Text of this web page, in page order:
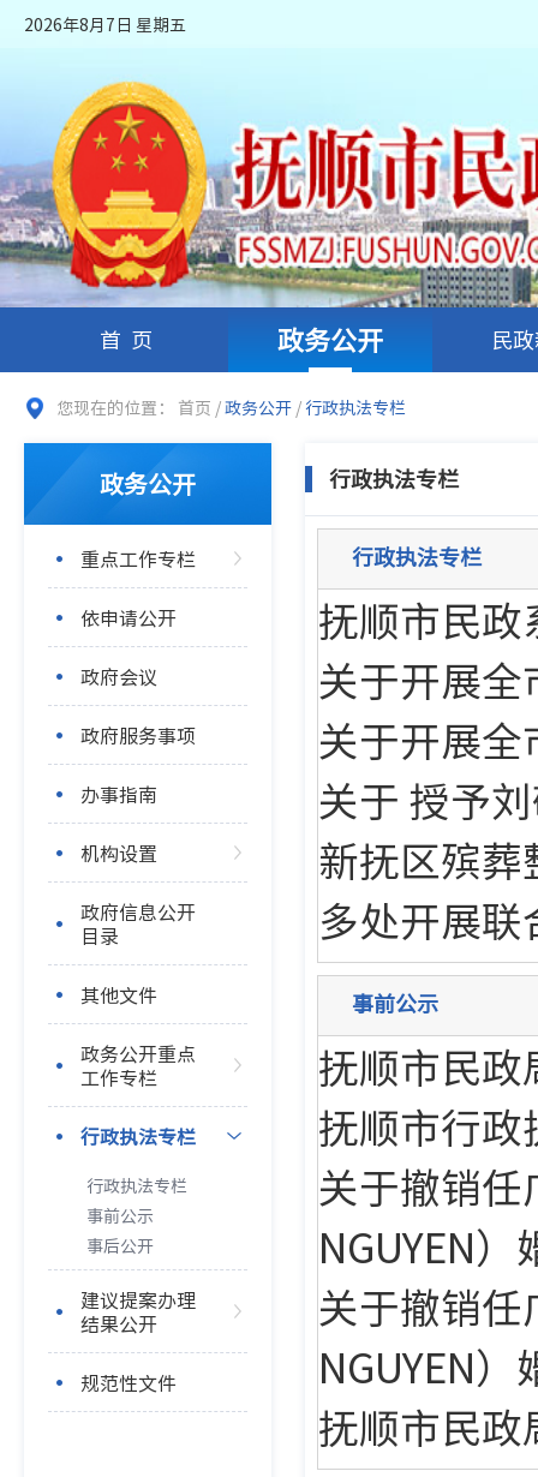
2026年8月7日 星期五
首页 政务公开 民
您现在的位置： 首页 /政务公开 /行政执法专栏
政务公开
重点工作专栏
依申请公开
政府会议
政府服务事项
办事指南
机构设置
政府信息公开
目录
其他文件
政务公开重点
工作专栏
行政执法专栏
行政执法专栏
事前公示
事后公开
建议提案办理
结果公开
规范性文件
行政执法专栏
行政执法专栏
抚顺市民
关于开展
关于开展
关于 授予
新抚区殡
多处开展
事前公示
抚顺市民
抚顺市行
关于撤销任
NGUYEN
关于撤销任
NGUYEN
抚顺市民